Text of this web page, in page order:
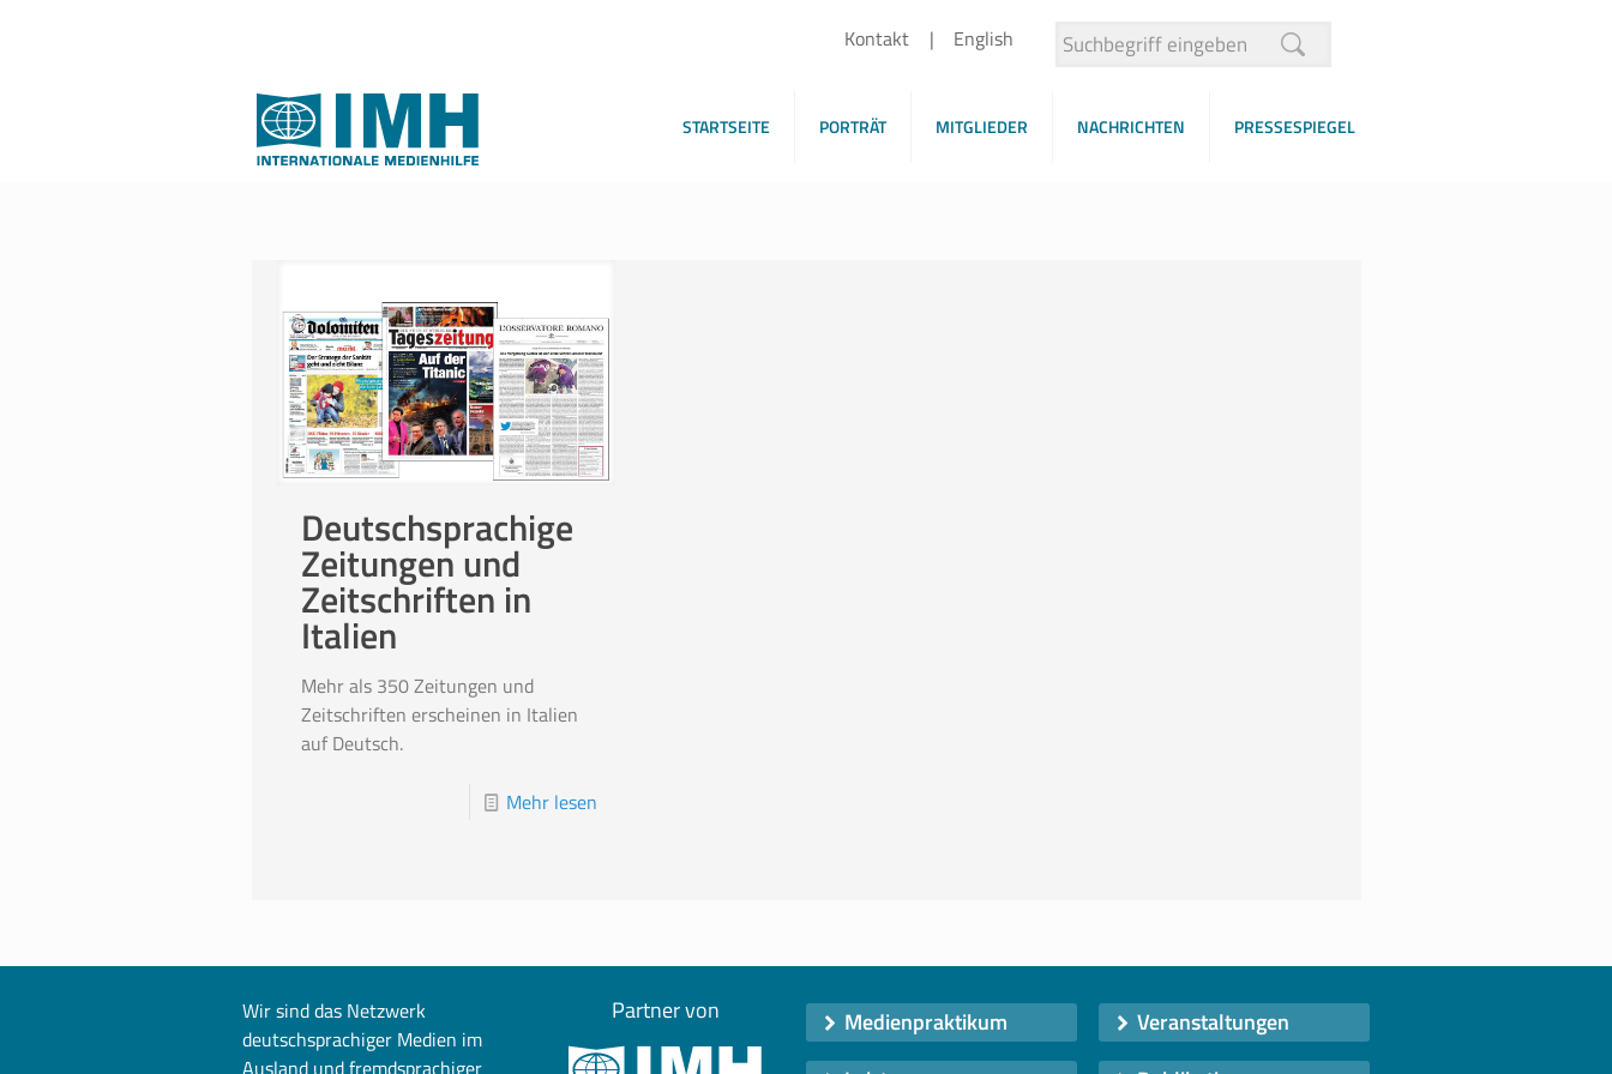
Kontakt English
STARTSEITE PORTRÄT MITGLIEDER NACHRICHTEN PRESSESPIEGEL
Deutschsprachige
Zeitungen und
Zeitschriften in
Italien
Mehr als 350 Zeitungen und
Zeitschriften erscheinen in Italien
auf Deutsch.
Mehr lesen
Wir sind das Netzwerk
deutschsprachiger Medien im
Partner von
Medienpraktikum
Veranstaltungen